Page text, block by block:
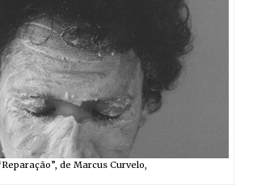
de Marcus Curvelo,